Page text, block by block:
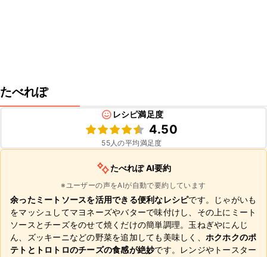
たべれぽ
レシピ満足度
4.50
55人の平均満足度
たべれぽ AI要約
※ユーザーの声をAIが自動で要約しています
余ったミートソースを活用できる便利なレシピです。じゃがいも
をマッシュしてマヨネーズやバターで味付けし、その上にミート
ソースとチーズをのせて焼くだけの簡単調理。玉ねぎやにんじ
ん、ズッキーニなどの野菜を追加しても美味しく、 ホクホクのポ
テトとトロトロのチーズの食感が絶妙です。レンジやトースター